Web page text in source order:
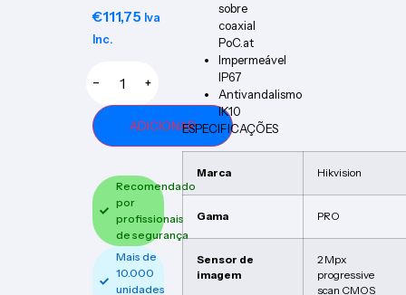
€111,75 Iva
Inc.
− +
ADICIONAR
Recomendado
por
profissionais
de segurança
Mais de
10.000
unidades
sobre
coaxial
PoC.at
Impermeável
IP67
Antivandalismo
IK10
ESPECIFICAÇÕES
Marca Hikvision
Gama PRO
Sensor de
imagem
2 Mpx
progressive
scan CMOS